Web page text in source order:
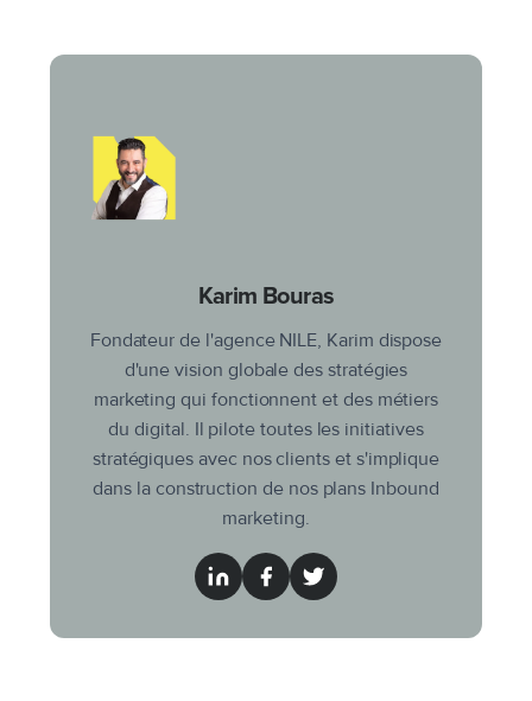
Karim Bouras
Fondateur de l'agence NILE, Karim dispose
d'une vision globale des stratégies
marketing qui fonctionnent et des métiers
du digital. Il pilote toutes les initiatives
stratégiques avec nos clients et s'implique
dans la construction de nos plans Inbound
marketing.